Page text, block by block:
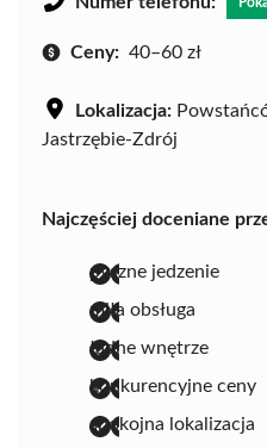
Ceny: 40–60 zł
Lokalizacja:
Jastrzębie-Zdrój
Najczęściej doceniane
pyszne jedzenie
miła obsługa
ładne wnętrze
konkurencyjne ceny
spokojna lokalizacja